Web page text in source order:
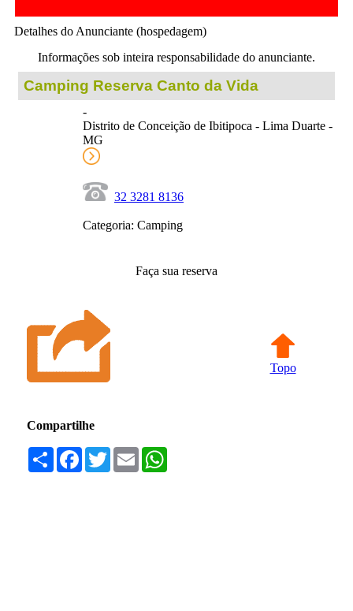
Detalhes do Anunciante (hospedagem)
Informações sob inteira responsabilidade do anunciante.
Camping Reserva Canto da Vida
-
Distrito de Conceição de Ibitipoca - Lima Duarte -
MG
32 3281 8136
Categoria: Camping
Faça sua reserva
Topo
Compartilhe
Compartilhar
Facebook
TwitterEmail